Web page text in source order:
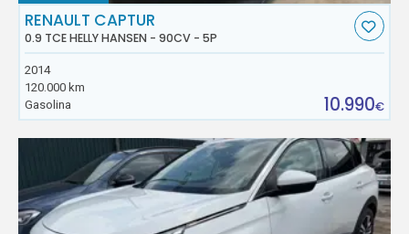
RENAULT CAPTUR
0.9 TCE HELLY HANSEN - 90CV - 5P
2014
120.000 km
Gasolina
10.990€